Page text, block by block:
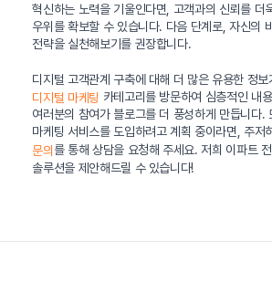
혁신하는 노력을 기울인다면, 고객과의 신뢰를 더
우위를 확보할 수 있습니다. 다음 단계로, 자신의
전략을 실천해보기를 권장합니다.
디지털 고객관계 구축에 대해 더 많은 유용한 정보
디지털 마케팅 카테고리를 방문하여 심층적인 내
여러분의 참여가 블로그를 더 풍성하게 만듭니다.
마케팅 서비스를 도입하려고 계획 중이라면, 주저
문의 를 통해 상담을 요청해 주세요. 저희 이파트
솔루션을 제안해드릴 수 있습니다!